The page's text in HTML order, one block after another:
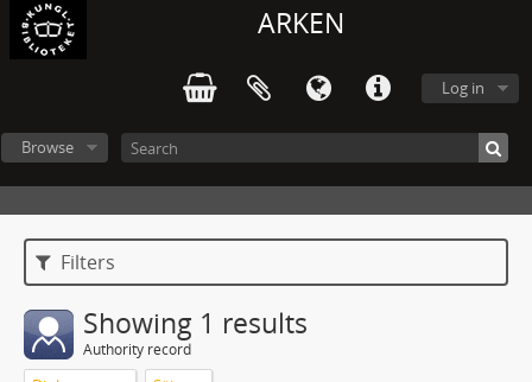
ARKEN
Log in
Browse
Filters
Showing 1 results
Authority record